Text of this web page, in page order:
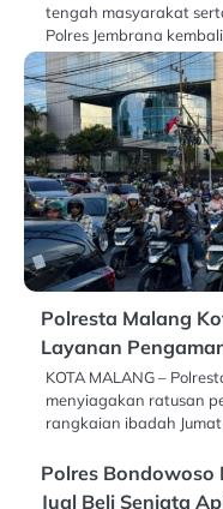
tengah masyarakat
Polres Jembrana
Polresta Malang
Layanan
KOTA MALANG –
menyiagakan ratusan
rangkaian ibadah
Polres Bondowoso
Jual Beli Senjata